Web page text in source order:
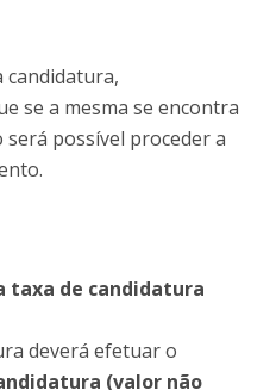
candidatura,
se a mesma se encontra
possível proceder a
taxa de candidatura
deverá efetuar o
(valor não